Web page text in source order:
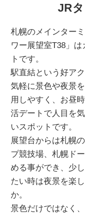
JR
札幌のメインター
ワー展望室T38」
トです。
駅直結という好ア
気軽に景色や夜景
用しやすく、お昼
活デートで人目を
いスポットです。
展望台からは札幌
プ競技場、札幌ド
める事ができ、少
たい時は夜景を楽
か。
景色だけではなく